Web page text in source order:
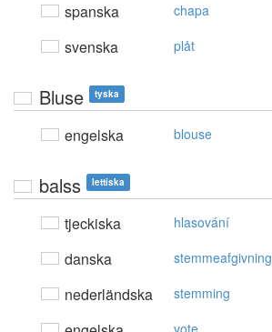
spanska chapa
svenska plåt
Bluse tyska
engelska blouse
balss lettiska
tjeckiska hlasování
danska stemmeafgivning
nederländska stemming